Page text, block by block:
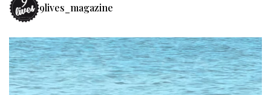
9lives_magazine